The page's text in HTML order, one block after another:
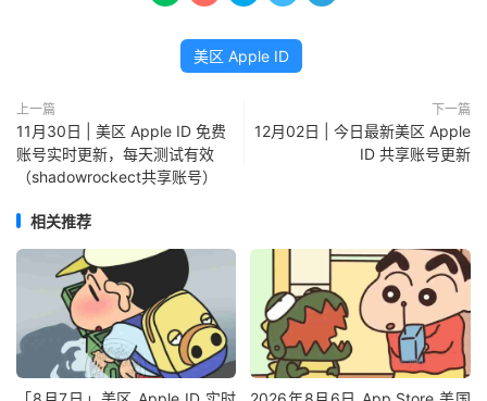
美区 Apple ID
上一篇
11月30日 | 美区 Apple ID 免费
账号实时更新，每天测试有效
（shadowrockect共享账号）
下一篇
12月02日 | 今日最新美区 Apple
ID 共享账号更新
相关推荐